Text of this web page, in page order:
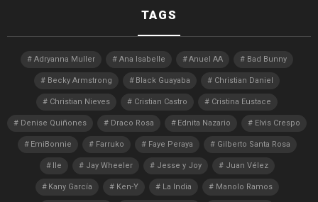
TAGS
Adryanna Muller Ana Isabelle Anuel AA Bad Bunny
Becky Armstrong Black Guayaba Christian Daniel
Christian Nieves Cristian Castro Cristina Eustace
Denise Quiñones Draco Rosa Ednita Nazario Elvis Crespo
EmiBonnie Farruko Faye Peraya Gilberto Santa Rosa
Ile Jay Wheeler Jesse y Joy Juan Vélez
Kany García Ken-Y La India Manolo Ramos